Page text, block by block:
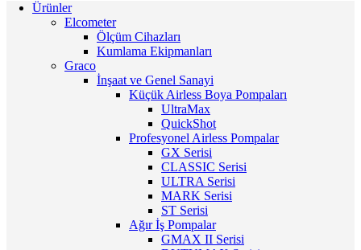
Ürünler
Elcometer
Ölçüm Cihazları
Kumlama Ekipmanları
Graco
İnşaat ve Genel Sanayi
Küçük Airless Boya Pompaları
UltraMax
QuickShot
Profesyonel Airless Pompalar
GX Serisi
CLASSIC Serisi
ULTRA Serisi
MARK Serisi
ST Serisi
Ağır İş Pompalar
GMAX II Serisi